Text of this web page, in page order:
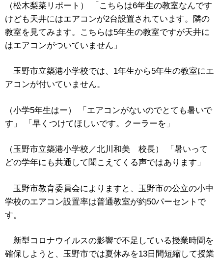
（松木梨菜リポート） 「こちらは6年生の教室なんです
けども天井にはエアコンが2台設置されています。隣の
教室を見てみます。こちらは5年生の教室ですが天井に
はエアコンがついていません」
玉野市立築港小学校では、1年生から5年生の教室にエ
アコンが付いていません。
（小学5年生はー） 「エアコンがないのでとても暑いで
す」 「早くつけてほしいです。クーラーを」
（玉野市立築港小学校／北川和美 校長） 「暑いって
どの学年にも共通して聞こえてくる声ではあります」
玉野市教育委員会によりますと、玉野市の公立の小中
学校のエアコン設置率は普通教室が約50パーセントで
す。
新型コロナウイルスの影響で不足している授業時間を
確保しようと、玉野市では夏休みを13日間短縮して授業